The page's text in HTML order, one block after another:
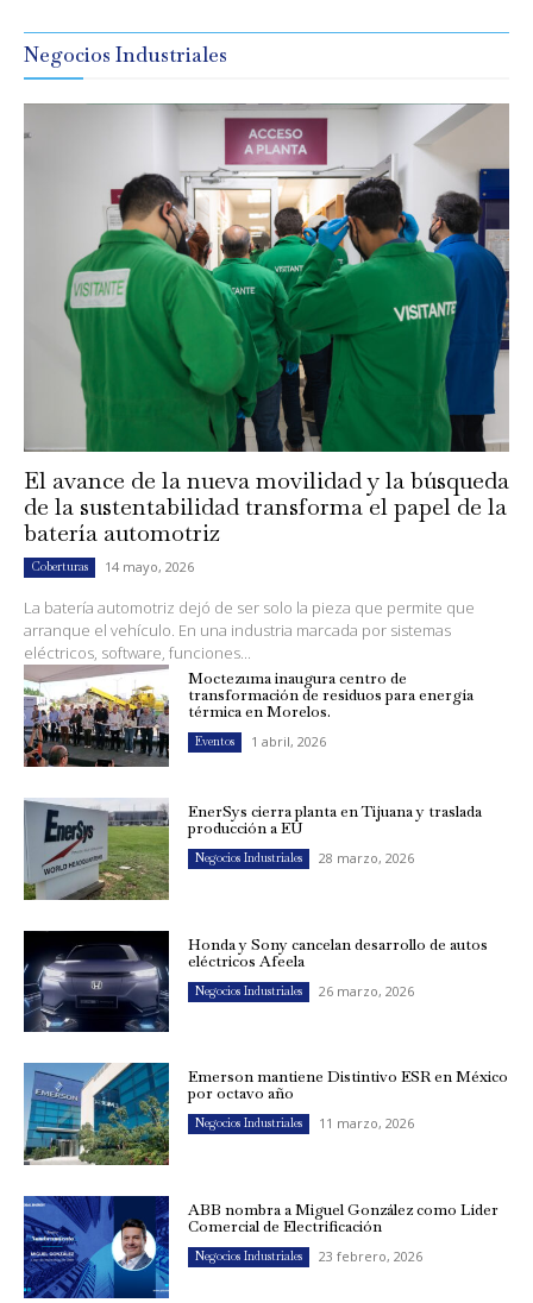
Negocios Industriales
El avance de la nueva movilidad y la búsqueda
de la sustentabilidad transforma el papel de la
batería automotriz
Coberturas 14 mayo, 2026
La batería automotriz dejó de ser solo la pieza que permite que
arranque el vehículo. En una industria marcada por sistemas
eléctricos, software, funciones...
Moctezuma inaugura centro de
transformación de residuos para energía
térmica en Morelos.
Eventos 1 abril, 2026
EnerSys cierra planta en Tijuana y traslada
producción a EU
Negocios Industriales 28 marzo, 2026
Honda y Sony cancelan desarrollo de autos
eléctricos Afeela
Negocios Industriales 26 marzo, 2026
Emerson mantiene Distintivo ESR en México
por octavo año
Negocios Industriales 11 marzo, 2026
ABB nombra a Miguel González como Líder
Comercial de Electrificación
Negocios Industriales 23 febrero, 2026